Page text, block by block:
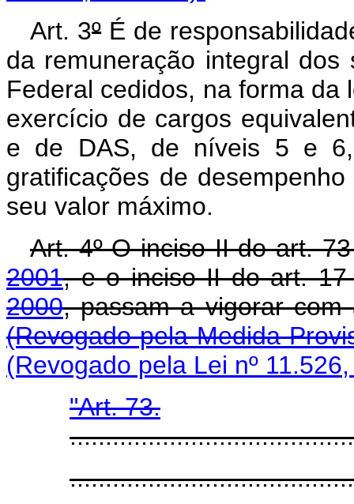
Art. 3ºÉ de
da remuneração integral dos
Federal cedidos, na forma
exercício de cargos
e de DAS, de níveis 5 e 6,
gratificações de
seu valor máximo.
Art. 4º O inciso II do art.
2001, e o inciso II do art.
2000, passam a
(Revogado pela Medida
(Revogado pela Lei nº
"Art. 73.